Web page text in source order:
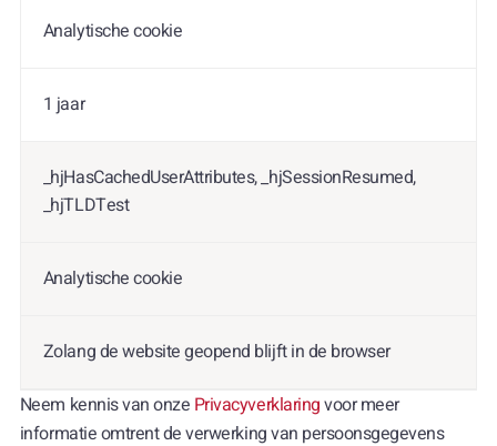
Analytische cookie
1 jaar
_hjHasCachedUserAttributes, _hjSessionResumed,
_hjTLDTest
Analytische cookie
Zolang de website geopend blijft in de browser
Neem kennis van onze Privacyverklaringvoor meer
informatie omtrent de verwerking van persoonsgegevens